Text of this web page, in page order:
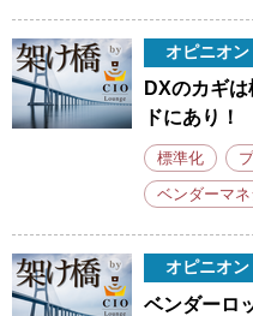
オピニオン
DXのカギ
ドにあり！
標準化
ベンダーマネ
オピニオン
ベンダーロ